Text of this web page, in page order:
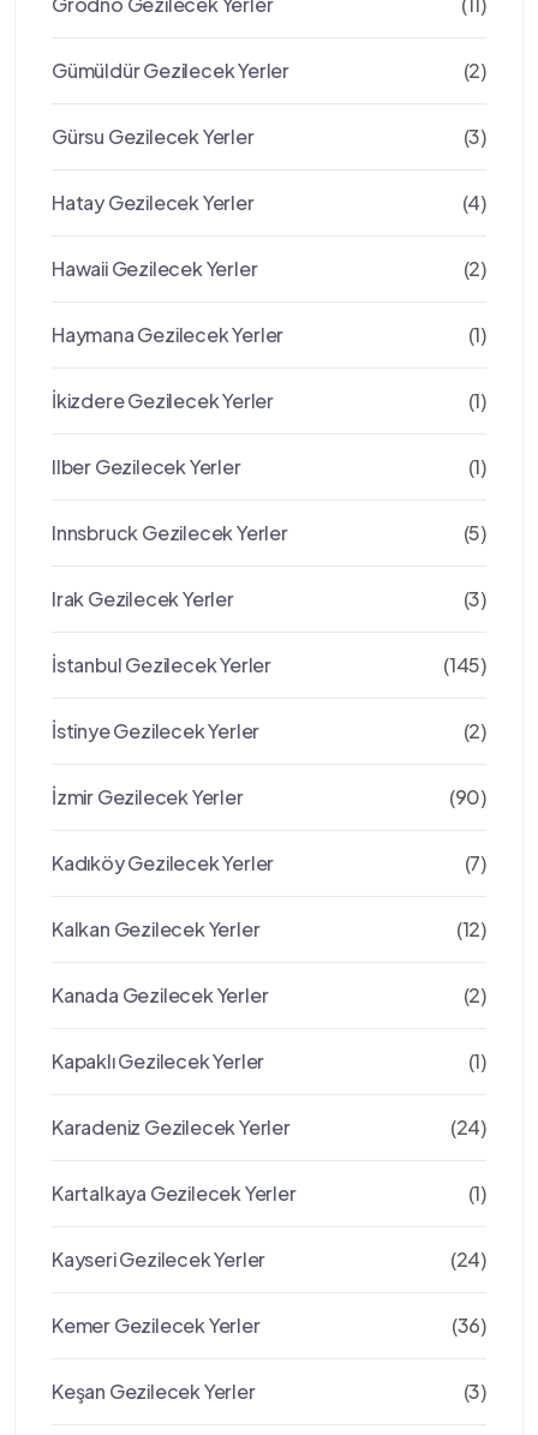
Gümüldür Gezilecek Yerler (2)
Gürsu Gezilecek Yerler (3)
Hatay Gezilecek Yerler (4)
Hawaii Gezilecek Yerler (2)
Haymana Gezilecek Yerler (1)
İkizdere Gezilecek Yerler (1)
Ilber Gezilecek Yerler (1)
Innsbruck Gezilecek Yerler (5)
Irak Gezilecek Yerler (3)
İstanbul Gezilecek Yerler (145)
İstinye Gezilecek Yerler (2)
İzmir Gezilecek Yerler (90)
Kadıköy Gezilecek Yerler (7)
Kalkan Gezilecek Yerler (12)
Kanada Gezilecek Yerler (2)
Kapaklı Gezilecek Yerler (1)
Karadeniz Gezilecek Yerler (24)
Kartalkaya Gezilecek Yerler (1)
Kayseri Gezilecek Yerler (24)
Kemer Gezilecek Yerler (36)
Keşan Gezilecek Yerler (3)